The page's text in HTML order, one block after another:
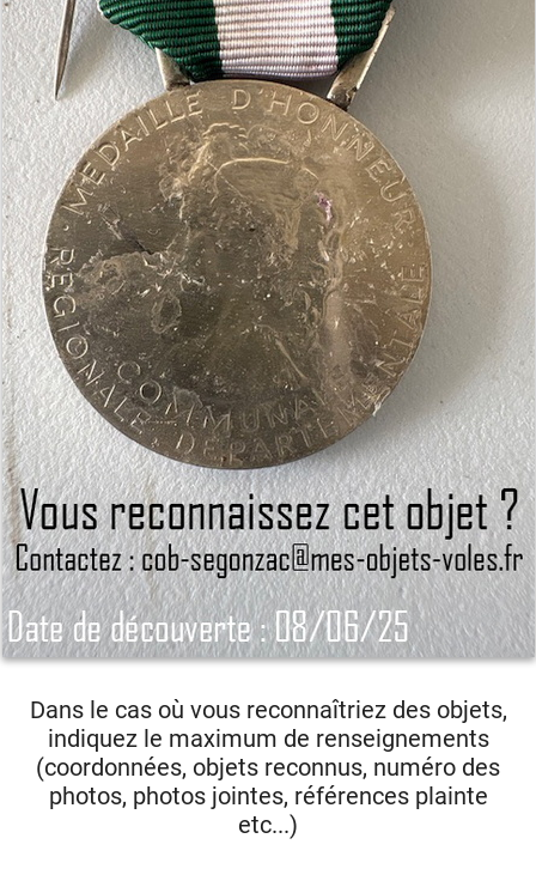
Dans le cas où vous reconnaîtriez des objets,
indiquez le maximum de renseignements
(coordonnées, objets reconnus, numéro des
photos, photos jointes, références plainte
etc...)